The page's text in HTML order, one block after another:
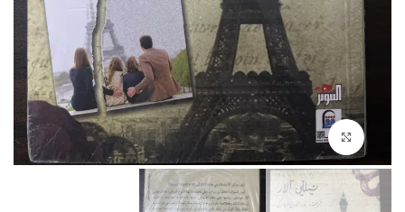
Click to enlarge